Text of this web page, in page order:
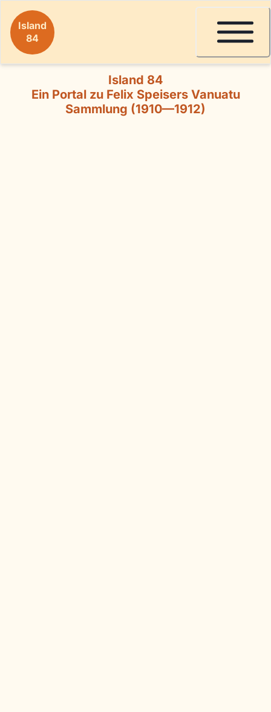
Island
84
Island 84
Ein Portal zu Felix Speisers Vanuatu
Sammlung (1910—1912)